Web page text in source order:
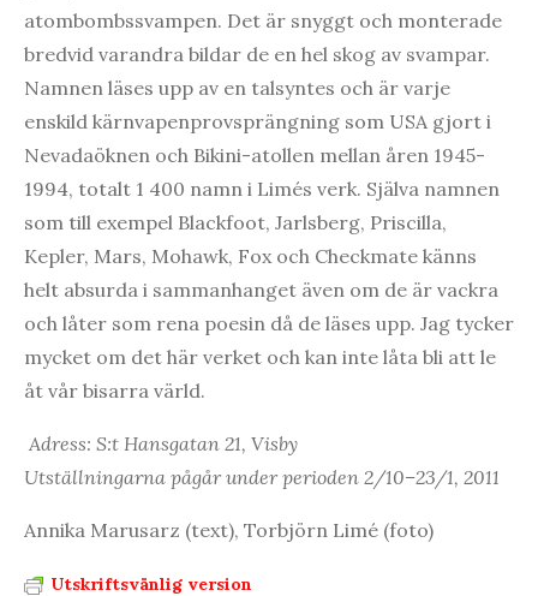
atombombssvampen. Det är snyggt och monterade
bredvid varandra bildar de en hel skog av svampar.
Namnen läses upp av en talsyntes och är varje
enskild kärnvapenprovsprängning som USA gjort i
Nevadaöknen och Bikini-atollen mellan åren 1945-
1994, totalt 1 400 namn i Limés verk. Själva namnen
som till exempel Blackfoot, Jarlsberg, Priscilla,
Kepler, Mars, Mohawk, Fox och Checkmate känns
helt absurda i sammanhanget även om de är vackra
och låter som rena poesin då de läses upp. Jag tycker
mycket om det här verket och kan inte låta bli att le
åt vår bisarra värld.
Adress: S:t Hansgatan 21, Visby
Utställningarna pågår under perioden 2/10–23/1, 2011
Annika Marusarz (text), Torbjörn Limé (foto)
Utskriftsvänlig version